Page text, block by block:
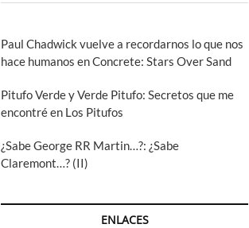
Paul Chadwick vuelve a recordarnos lo que nos
hace humanos en Concrete: Stars Over Sand
Pitufo Verde y Verde Pitufo: Secretos que me
encontré en Los Pitufos
¿Sabe George RR Martin…?: ¿Sabe
Claremont…? (II)
ENLACES